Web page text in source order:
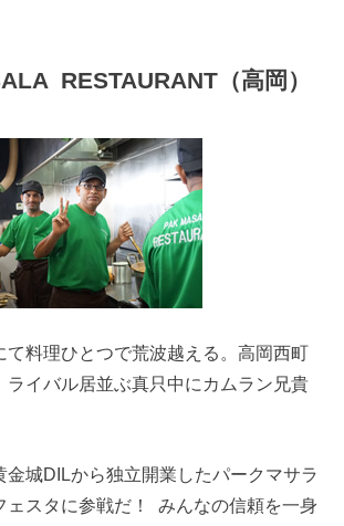
RESTAURANT（高岡）
て料理ひとつで荒波越える。高岡西町
ライバル居並ぶ真只中にカムラン兄貴
金城DILから独立開業したパークマサラ
ェスタに参戦だ！ みんなの信頼を一身